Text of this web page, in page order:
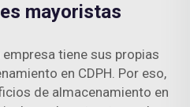
mayoristas
tiene sus propias
en CDPH. Por eso,
de almacenamiento en